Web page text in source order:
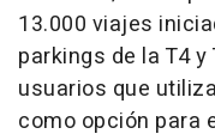
13.000 viajes
parkings de la T4
usuarios que
como opción para